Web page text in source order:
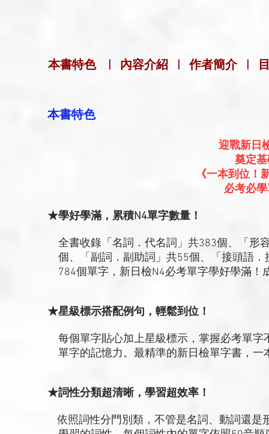
本書特色 | 內容介紹 | 作者簡介 |
本書特色
迎戰新日
奠定
《一本到位！
必考必
★學好學滿，累積N4單字數量！
全書收錄「名詞．代名詞」共383個、「形
個、「副詞．副助詞」共55個、「接頭語
784個單字，新日檢N4必考單字學好學滿！
★星級標示搭配例句，輕鬆到位！
每個單字貼心加上星級標示，掌握必考單字
單字的記憶力。最精準的新日檢單字書，一
★詞性分類超清晰，學習超效率！
依照詞性分門別類，不管是名詞、動詞還是